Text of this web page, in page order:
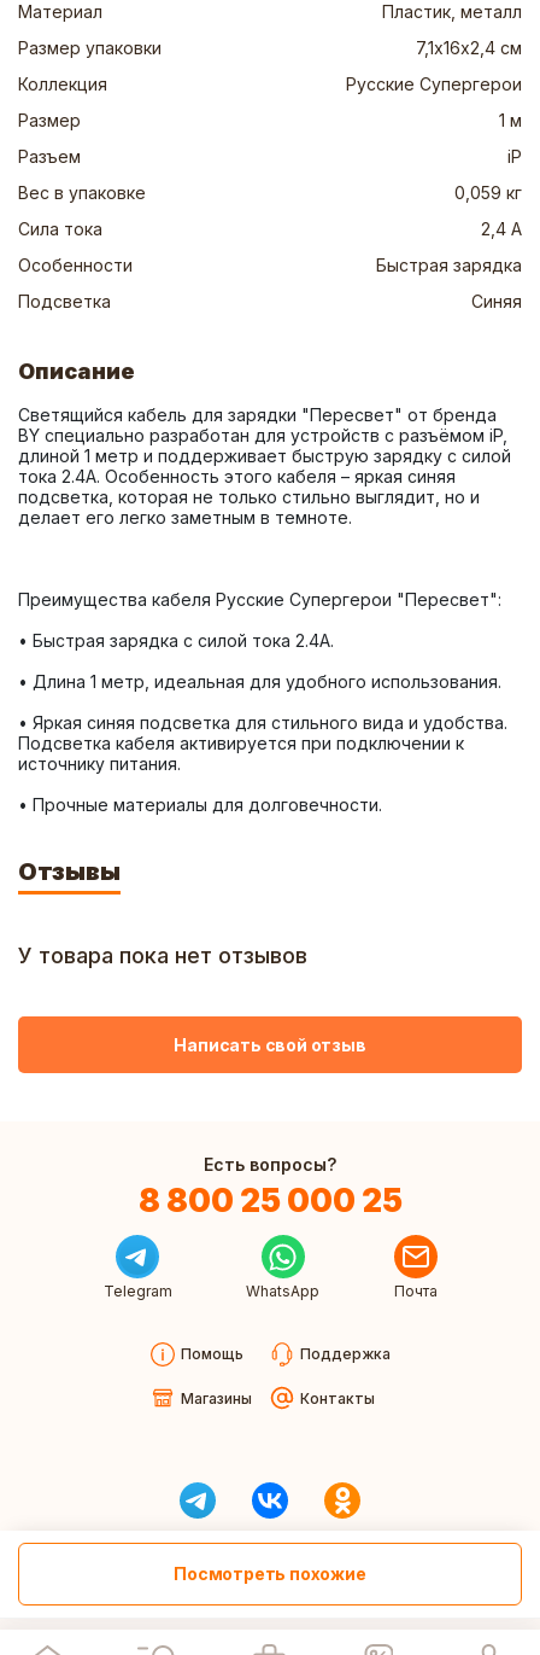
Посмотреть похожие
Материал
Пластик, металл
Размер упаковки
7,1х16х2,4 см
Коллекция
Русские Супергерои
Размер
1 м
Разъем
iP
Вес в упаковке
0,059 кг
Сила тока
2,4 А
Особенности
Быстрая зарядка
Подсветка
Синяя
Описание
Светящийся кабель для зарядки "Пересвет" от бренда
BY специально разработан для устройств с разъёмом iP,
длиной 1 метр и поддерживает быструю зарядку с силой
тока 2.4А. Особенность этого кабеля – яркая синяя
подсветка, которая не только стильно выглядит, но и
• Яркая синяя подсветка для стильного вида и удобства.
Подсветка кабеля активируется при подключении к
• Прочные материалы для долговечности.
Отзывы
У товара пока нет отзывов
Написать свой отзыв
Есть вопросы?
8 800 25 000 25
Telegram WhatsApp Почта
Помощь Поддержка
Магазины Контакты